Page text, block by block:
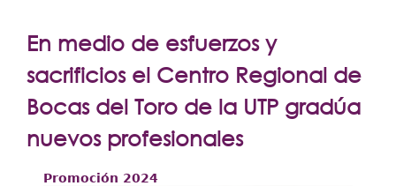
Postgrados
Extensión
Facultades
Centros Regionales
En medio de esfuerzos y
sacrificios el Centro Regional de
Bocas del Toro de la UTP gradúa
nuevos profesionales
Promoción 2024